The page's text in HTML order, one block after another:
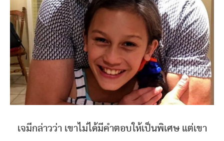
เจมีกล่าวว่า เขาไม่ได้มีคำตอบให้เป็นพิเศษ แต่เขา